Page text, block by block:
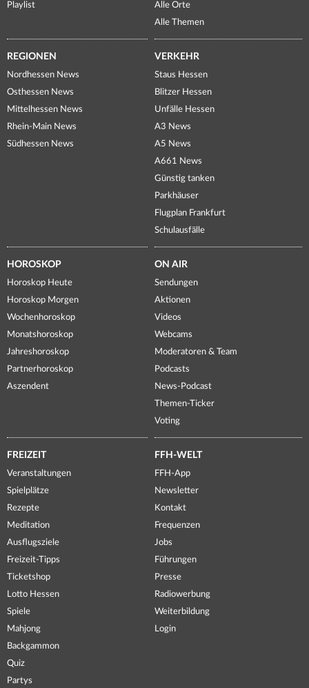
Playlist
Alle Orte
Alle Themen
REGIONEN
Nordhessen News
Osthessen News
Mittelhessen News
Rhein-Main News
Südhessen News
VERKEHR
Staus Hessen
Blitzer Hessen
Unfälle Hessen
A3 News
A5 News
A661 News
Günstig tanken
Parkhäuser
Flugplan Frankfurt
Schulausfälle
HOROSKOP
Horoskop Heute
Horoskop Morgen
Wochenhoroskop
Monatshoroskop
Jahreshoroskop
Partnerhoroskop
Aszendent
ON AIR
Sendungen
Aktionen
Videos
Webcams
Moderatoren & Team
Podcasts
News-Podcast
Themen-Ticker
Voting
FREIZEIT
Veranstaltungen
Spielplätze
Rezepte
Meditation
Ausflugsziele
Freizeit-Tipps
Ticketshop
Lotto Hessen
Spiele
Mahjong
Backgammon
Quiz
Partys
FFH-WELT
FFH-App
Newsletter
Kontakt
Frequenzen
Jobs
Führungen
Presse
Radiowerbung
Weiterbildung
Login